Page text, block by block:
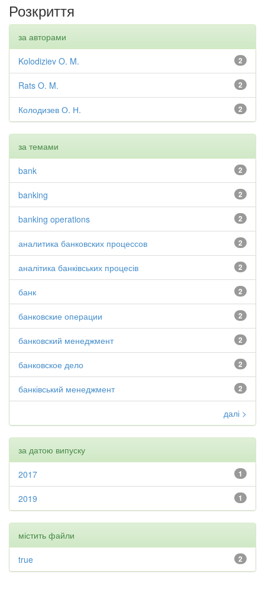
Розкриття
за авторами
2
Kolodiziev O. M.
2
Rats O. M.
2
Колодизев О. Н.
за темами
2
bank
2
banking
2
banking operations
2
аналитика банковских процессов
2
аналітика банківських процесів
2
банк
2
банковские операции
2
банковский менеджмент
2
банковское дело
2
банківський менеджмент
далі >
за датою випуску
1
2017
1
2019
містить файли
2
true